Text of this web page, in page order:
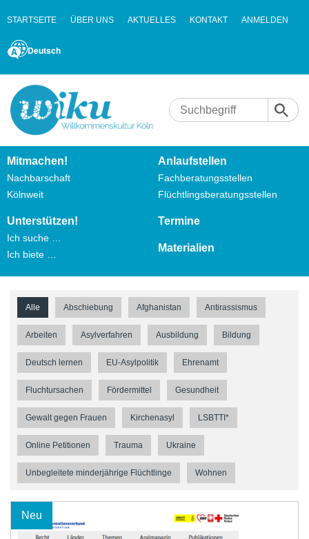
STARTSEITE ÜBER UNS AKTUELLES KONTAKT ANMELDEN
Deutsch
Mitmachen!
Nachbarschaft
Kölnweit
Anlaufstellen
Fachberatungsstellen
Flüchtlingsberatungsstellen
Unterstützen!
Ich suche …
Ich biete …
Termine
Materialien
Alle Abschiebung Afghanistan Antirassismus
Arbeiten Asylverfahren Ausbildung Bildung
Deutsch lernen EU-Asylpolitik Ehrenamt
Fluchtursachen Fördermittel Gesundheit
Gewalt gegen Frauen Kirchenasyl LSBTTI*
Online Petitionen Trauma Ukraine
Unbegleitete minderjährige Flüchtlinge Wohnen
Neu